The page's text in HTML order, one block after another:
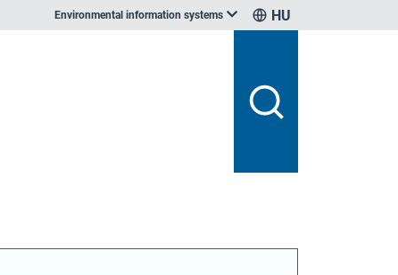
Environmental information systems HU